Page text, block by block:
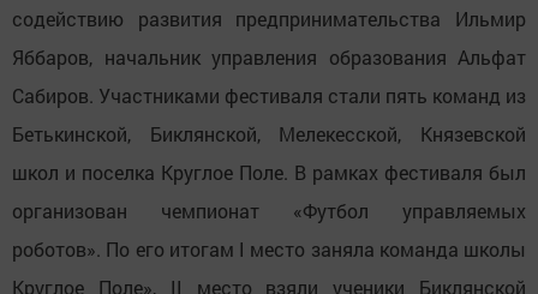
содействию развития предпринимательства Ильмир
Яббаров, начальник управления образования Альфат
Сабиров. Участниками фестиваля стали пять команд из
Бетькинской, Биклянской, Мелекесской, Князевской
школ и поселка Круглое Поле. В рамках фестиваля был
организован чемпионат «Футбол управляемых
роботов». По его итогам I место заняла команда школы
Круглое Поле», II место взяли ученики Биклянской